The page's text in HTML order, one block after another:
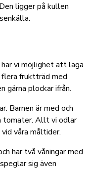
ligger på kullen
har vi möjlighet att laga
fruktträd med
gärna plockar ifrån.
Barnen är med och
tomater. Allt vi odlar
våra måltider.
har två våningar med
sig även